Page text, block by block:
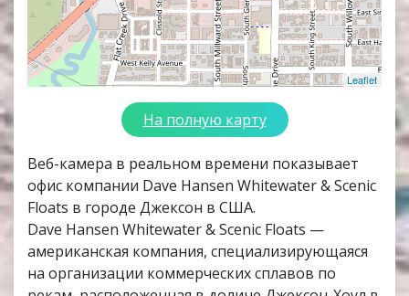
Leaflet
На полную карту
Веб-камера в реальном времени показывает
офис компании Dave Hansen Whitewater & Scenic
Floats в городе Джексон в США.
Dave Hansen Whitewater & Scenic Floats —
американская компания, специализирующаяся
на организации коммерческих сплавов по